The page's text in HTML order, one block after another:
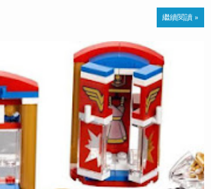
繼續閱讀 »